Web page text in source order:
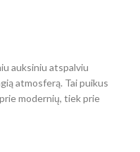
auksiniu atspalviu
atmosferą. Tai puikus
modernių, tiek prie